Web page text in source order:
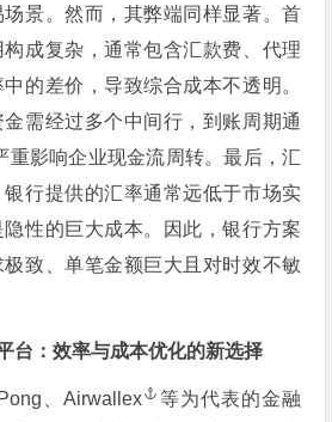
景。然而，其弊端同样显著。首
成复杂，通常包含汇款费、代理
的差价，导致综合成本不透明。
需经过多个中间行，到账周期通
重影响企业现金流周转。最后，汇
行提供的汇率通常远低于市场实
性的巨大成本。因此，银行方案
致、单笔金额巨大且对时效不敏
台：效率与成本优化的新选择
、Airwallex
等为代表的金融